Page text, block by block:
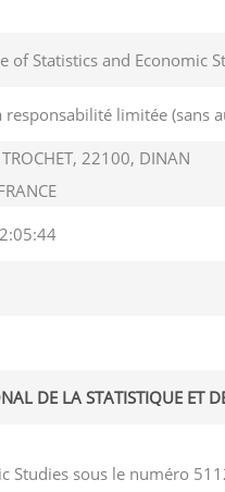
of Statistics and Economic
responsabilité limitée (sans
22100, DINAN
DE LA STATISTIQUE ET
Studies sous le numéro